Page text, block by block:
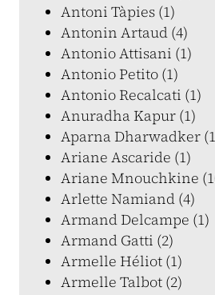
Antoni Tàpies (1)
Antonin Artaud (4)
Antonio Attisani (1)
Antonio Petito (1)
Antonio Recalcati (1)
Anuradha Kapur (1)
Aparna Dharwadker
Ariane Ascaride (1)
Ariane Mnouchkine
Arlette Namiand (4)
Armand Delcampe (1)
Armand Gatti (2)
Armelle Héliot (1)
Armelle Talbot (2)